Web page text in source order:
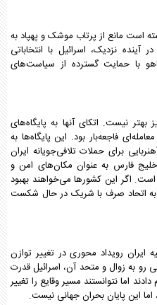
است مانع از پرتاب موشک و پهپاد به
نزدیک، اسرائیل با انتخاباتی
با حمایت گسترده از سیاست‌های
نیست. اتکای آنها به پایگاه‌های
فاجعه‌بار بود. این پایگاه‌ها به
برای حملات تلافی‌جویانه ایران
فارس به عنوان مکان‌های امن و
اگر این کشورها می‌خواهند بهبود
به اتحاد صرف با شریک در حال شکست
ایران رویداد محوری در تغییر توازن
به زوال و متحد آن، اسرائیل قدرت
اما نتوانستند مسیر وقایع را تغییر
این پایان بحران جهانی نیست.